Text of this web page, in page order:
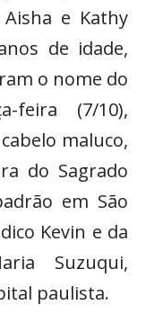
e Kathy
de idade,
o nome do
feira (7/10),
maluco,
do Sagrado
em São
Kevin e da
Suzuqui,
paulista.